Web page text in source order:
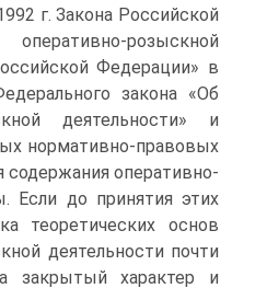
г. Закона Российской
розыскной
Федерации» в
закона «Об
деятельности» и
нормативно-правовых
содержания оперативно-
Если до принятия этих
теоретических основ
деятельности почти
закрытый характер и